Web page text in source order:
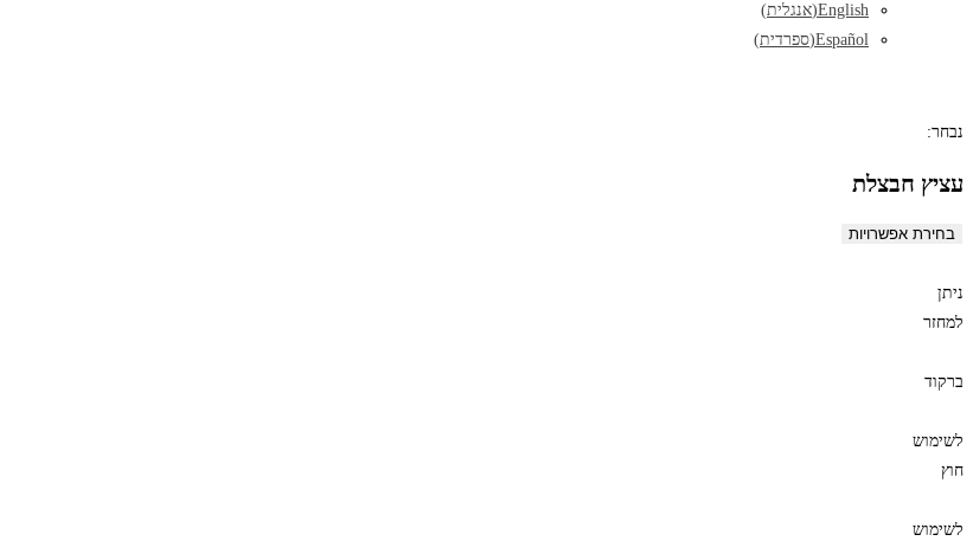
English
(אנגלית)
Español
(ספרדית)
נבחר:
עציץ חבצלת
בחירת אפשרויות
ניתן
למחזר
ברקוד
לשימוש
חוץ
לשימוש